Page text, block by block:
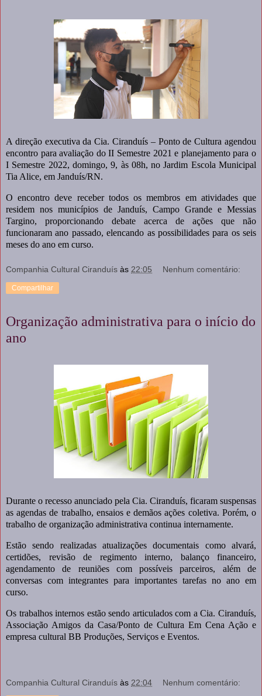
A direção executiva da Cia. Ciranduís – Ponto de Cultura agendou
encontro para avaliação do II Semestre 2021 e planejamento para o
I Semestre 2022, domingo, 9, às 08h, no Jardim Escola Municipal
Tia Alice, em Janduís/RN.
O encontro deve receber todos os membros em atividades que
residem nos municípios de Janduís, Campo Grande e Messias
Targino, proporcionando debate acerca de ações que não
funcionaram ano passado, elencando as possibilidades para os seis
meses do ano em curso.
Companhia Cultural Ciranduís às 22:05 Nenhum comentário:
Compartilhar
Organização administrativa para o início do
ano
Durante o recesso anunciado pela Cia. Ciranduís, ficaram suspensas
as agendas de trabalho, ensaios e demãos ações coletiva. Porém, o
trabalho de organização administrativa continua internamente.
Estão sendo realizadas atualizações documentais como alvará,
certidões, revisão de regimento interno, balanço financeiro,
agendamento de reuniões com possíveis parceiros, além de
conversas com integrantes para importantes tarefas no ano em
curso.
Os trabalhos internos estão sendo articulados com a Cia. Ciranduís,
Associação Amigos da Casa/Ponto de Cultura Em Cena Ação e
empresa cultural BB Produções, Serviços e Eventos.
Companhia Cultural Ciranduís às 22:04 Nenhum comentário: